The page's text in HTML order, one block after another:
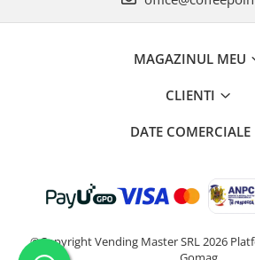
MAGAZINUL MEU
CLIENTI
DATE COMERCIALE
©Copyright Vending Master SRL 2026